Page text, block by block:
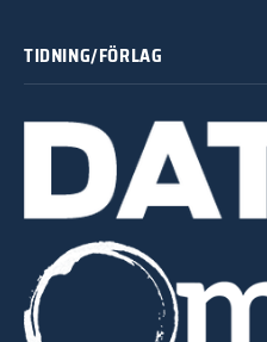
TIDNING/FÖRLAG